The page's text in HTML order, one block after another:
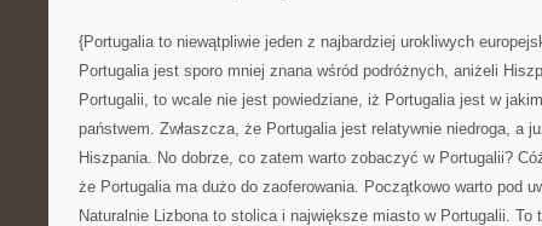
{Portugalia to niewątpliwie jeden z najbardziej urokliwych
Portugalia jest sporo mniej znana wśród podróżnych, aniżeli
Portugalii, to wcale nie jest powiedziane, iż Portugalia jest w
państwem. Zwłaszcza, że Portugalia jest relatywnie niedroga, a
Hiszpania. No dobrze, co zatem warto zobaczyć w Portugalii?
że Portugalia ma dużo do zaoferowania. Początkowo warto pod
Naturalnie Lizbona to stolica i największe miasto w Portugalii.